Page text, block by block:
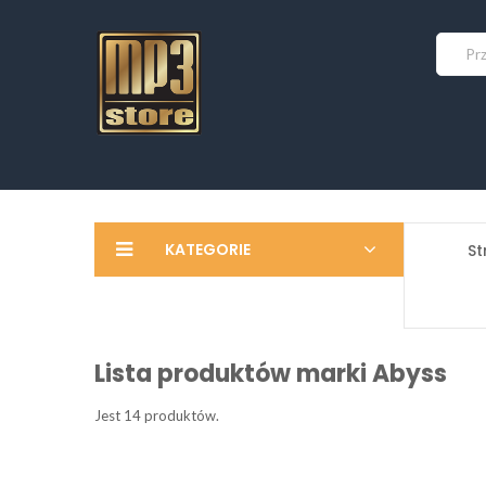
KATEGORIE
Lista produktów marki Abyss
Jest 14 produktów.